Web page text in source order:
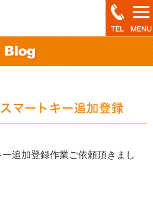
マートキー追加登録
追加登録作業ご依頼頂きまし